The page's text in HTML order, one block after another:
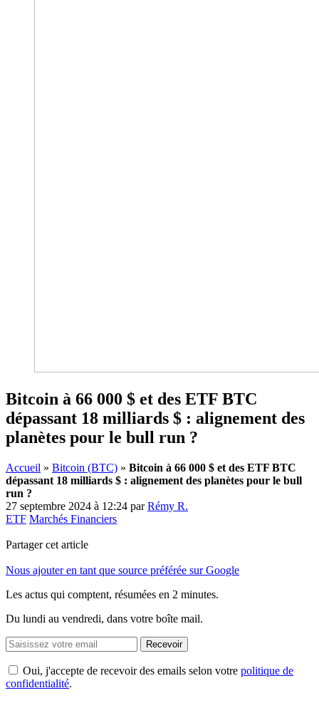
Bitcoin à 66 000 $ et des ETF BTC
dépassant 18 milliards $ : alignement des
planètes pour le bull run ?
Accueil » Bitcoin (BTC) » Bitcoin à 66 000 $ et des ETF BTC
dépassant 18 milliards $ : alignement des planètes pour le bull
run ?
27 septembre 2024 à 12:24 parRémy R.
ETF Marchés Financiers
Partager cet article
Nous ajouter en tant que source préférée sur Google
Les actus qui comptent, résumées en 2 minutes.
Du lundi au vendredi, dans votre boîte mail.
Recevoir
Oui, j'accepte de recevoir des emails selon votre politique de
confidentialité.